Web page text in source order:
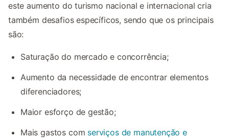
este aumento do turismo nacional e internacional cria
também desafios específicos, sendo que os principais
são:
Saturação do mercado e concorrência;
Aumento da necessidade de encontrar elementos
diferenciadores;
Maior esforço de gestão;
Mais gastos com serviços de manutenção e